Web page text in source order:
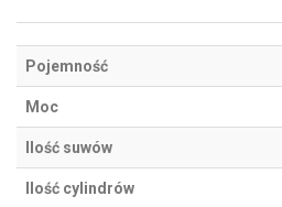
Pojemność
Moc
Ilość suwów
Ilość cylindrów